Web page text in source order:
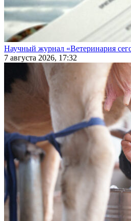
Научный журнал «Ветеринария
7 августа 2026, 17:32